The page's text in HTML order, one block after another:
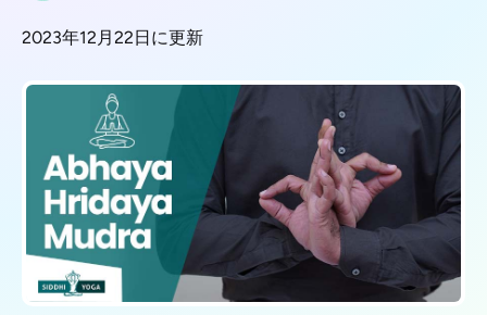
2023年12月22日に更新